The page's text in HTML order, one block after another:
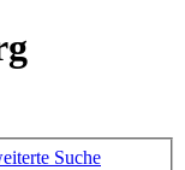
Suche